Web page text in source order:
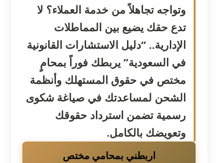
وتواجه تجاهلاً من خدمة العملاء؟ لا
تدع حقك يضيع بين المماطلات
الإدارية.. “دليل الاستشارات القانونية
في السعودية” يربطك فوراً بمحامٍ
مختص في حقوق المستهلك وأنظمة
الشحن لمساعدتك في صياغة شكوى
رسمية تضمن استرداد حقوقك
وتعويضك بالكامل.
اربطني بمحامي مختص